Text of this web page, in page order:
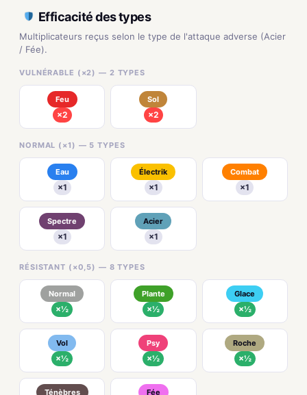
Efficacité des types
Multiplicateurs reçus selon le type de l'attaque adverse (Acier
/ Fée).
VULNÉRABLE (×2) — 2 TYPES
Feu
×2
Sol
×2
NORMAL (×1) — 5 TYPES
Eau
×1
Électrik
×1
Combat
×1
Spectre
×1
Acier
×1
RÉSISTANT (×0,5) — 8 TYPES
Normal
×½
Plante
×½
Glace
×½
Vol
×½
Psy
×½
Roche
×½
Ténèbres Fée